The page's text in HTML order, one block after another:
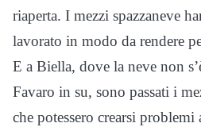
riaperta. I mezzi spazzaneve
lavorato in modo da rendere
E a Biella, dove la neve non
Favaro in su, sono passati i
che potessero crearsi problemi